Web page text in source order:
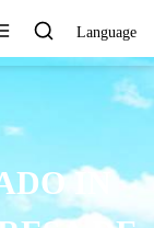
Language
IN